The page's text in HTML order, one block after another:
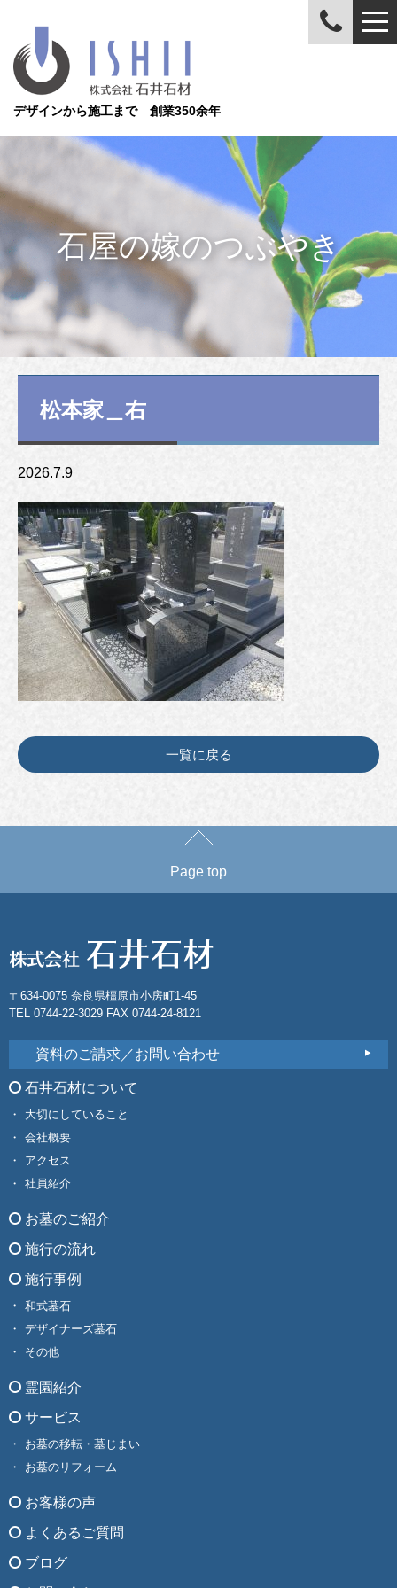
デザインから施工まで 創業350余年
石屋の嫁のつぶやき
松本家＿右
2026.7.9
一覧に戻る
Page top
〒634-0075 奈良県橿原市小房町1-45
TEL 0744-22-3029 FAX 0744-24-8121
資料のご請求／お問い合わせ
石井石材について
大切にしていること
会社概要
アクセス
社員紹介
お墓のご紹介
施行の流れ
施行事例
和式墓石
デザイナーズ墓石
その他
霊園紹介
サービス
お墓の移転・墓じまい
お墓のリフォーム
お客様の声
よくあるご質問
ブログ